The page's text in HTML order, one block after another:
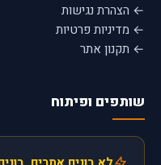
← הצהרת נגישות
← מדיניות פרטיות
← תקנון אתר
שותפים ופיתוח